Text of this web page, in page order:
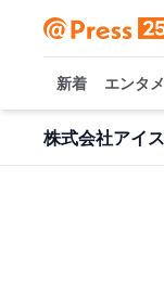
新着 エンタメ
株式会社アイ